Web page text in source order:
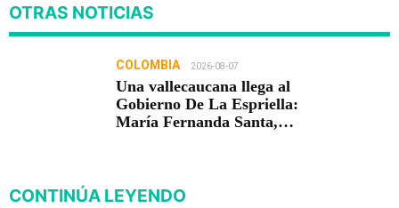
OTRAS NOTICIAS
COLOMBIA 2026-08-07
Una vallecaucana llega al
Gobierno De La Espriella:
María Fernanda Santa,
CONTINÚA LEYENDO